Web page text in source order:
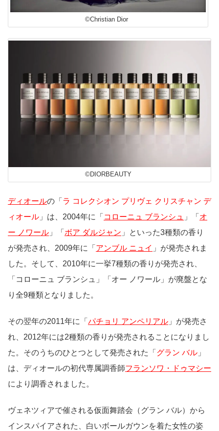
©Christian Dior
©DIORBEAUTY
ディオールの「 ラ コレクシオン プリヴェ クリスチャン デ
ィオール 」は、2004年に「 コローニュ ブランシュ 」「 オ
ー ノワール 」「 ボア ダルジャン 」といった3種類の香り
が発売され、2009年に「 アンブル ニュイ 」が発売されま
した。そして、2010年に一挙7種類の香りが発売され、
「コローニュ ブランシュ」「オー ノワール」が廃盤とな
り全9種類となりました。
その翌年の2011年に「 パチョリ アンペリアル 」が発売さ
れ、2012年には2種類の香りが発売されることになりまし
た。そのうちのひとつとして発売された「 グラン バル 」
は、ディオールの初代専属調香師フランソワ・ドゥマシー
により調香されました。
ヴェネツィアで催される仮面舞踏会（グラン バル）から
インスパイアされた、白いボールガウンを着た女性の姿